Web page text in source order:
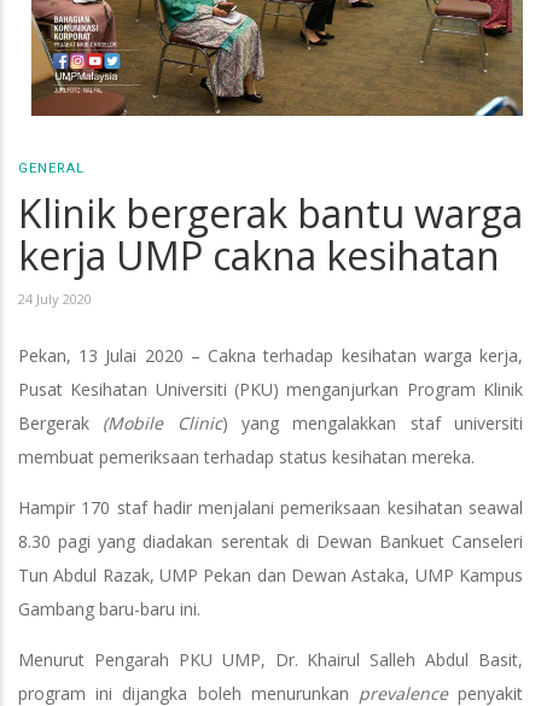
GENERAL
Klinik bergerak bantu warga
kerja UMP cakna kesihatan
24 July 2020
Pekan, 13 Julai 2020 – Cakna terhadap kesihatan warga kerja,
Pusat Kesihatan Universiti (PKU) menganjurkan Program Klinik
Bergerak (Mobile Clinic) yang mengalakkan staf universiti
membuat pemeriksaan terhadap status kesihatan mereka.
Hampir 170 staf hadir menjalani pemeriksaan kesihatan seawal
8.30 pagi yang diadakan serentak di Dewan Bankuet Canseleri
Tun Abdul Razak, UMP Pekan dan Dewan Astaka, UMP Kampus
Gambang baru-baru ini.
Menurut Pengarah PKU UMP, Dr. Khairul Salleh Abdul Basit,
program ini dijangka boleh menurunkan prevalencepenyakit